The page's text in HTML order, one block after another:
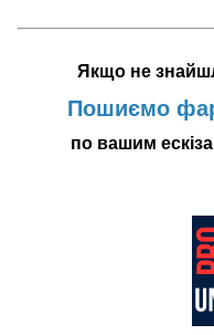
Якщо не
Пошиємо
по вашим